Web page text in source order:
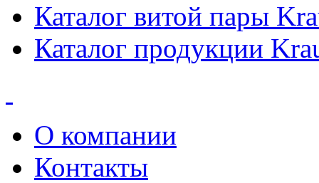
Каталог витой пары
Каталог продукции
О компании
Контакты